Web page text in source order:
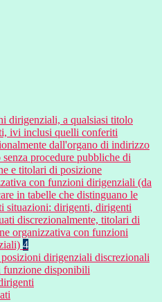
dirigenziali, a qualsiasi titolo
ivi inclusi quelli conferiti
dall'organo di indirizzo
procedure pubbliche di
e titolari di posizione
con funzioni dirigenziali (da
in tabelle che distinguano le
situazioni: dirigenti, dirigenti
discrezionalmente, titolari di
organizzativa con funzioni
4
dirigenziali discrezionali
funzione disponibili